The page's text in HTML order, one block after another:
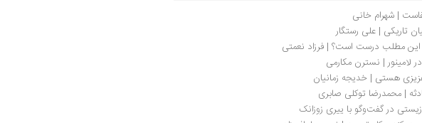
| شهرام خانی
تاریکی | علی رستگار
این مطلب درست است؟ | فرزاد نعمتی
لامینور | نسترن مکارمی
هستی | خدیجه زمانیان
| محمدرضا توکلی صابری
در گفت‌وگو با ییری زوزانک